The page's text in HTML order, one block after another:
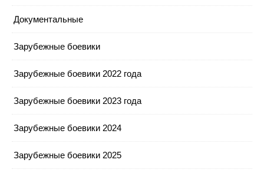
Документальные
Зарубежные боевики
Зарубежные боевики 2022 года
Зарубежные боевики 2023 года
Зарубежные боевики 2024
Зарубежные боевики 2025